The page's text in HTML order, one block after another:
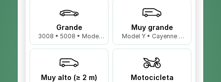
Grande
3008 • 5008 • Model
3…
Muy grande
Model Y • Cayenne •
X5…
Muy alto (≥ 2 m) Motocicleta